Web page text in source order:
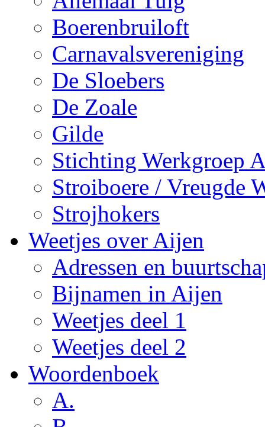
Boerenbruiloft
Carnavalsvereniging
De Sloebers
De Zoale
Gilde
Stichting Werkgroep
Stroiboere / Vreugde
Strojhokers
Weetjes over Aijen
Adressen en
Bijnamen in Aijen
Weetjes deel 1
Weetjes deel 2
Woordenboek
A.